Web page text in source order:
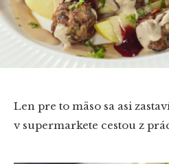
Len pre to mäso sa asi
v supermarkete cestou z